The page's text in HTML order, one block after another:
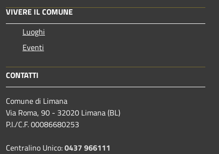
VIVERE IL COMUNE
Luoghi
Eventi
CONTATTI
Comune di Limana
Via Roma, 90 - 32020 Limana (BL)
P.I./C.F. 00086680253
Centralino Unico:0437 966111